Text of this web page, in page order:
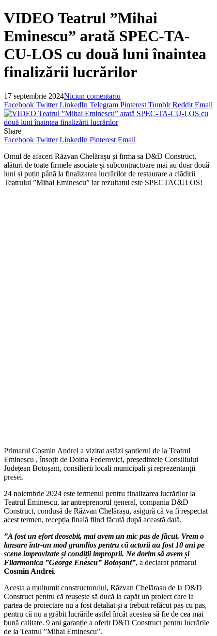
VIDEO Teatrul ”Mihai
Eminescu” arată SPEC-TA-
CU-LOS cu două luni înaintea
finalizării lucrărilor
17 septembrie 2024Niciun comentariu
Facebook Twitter LinkedIn Telegram Pinterest Tumblr Reddit Email
Share
Facebook Twitter LinkedIn Pinterest Email
Omul de afaceri Răzvan Chelărașu și firma sa D&D Construct,
alături de toate firmele asociate și subcontractoare mai au doar două
luni și puțin până la finalizarea lucrărilor de restaurare a clădirii
Teatrului ”Mihai Eminescu” iar rezultatul este SPECTACULOS!
Primarul Cosmin Andrei a vizitat astăzi șantierul de la Teatrul
Eminescu , însoțit de Doina Federovici, președintele Consiliului
Județean Botoșani, consilierii locali municipali și reprezentanții
presei.
24 noiembrie 2024 este termenul pentru finalizarea lucrărilor la
Teatrul Eminescu, iar antreprenorul general, compania D&D
Construct, condusă de Răzvan Chelărașu, asigură că va fi respectat
acest termen, recepția finală fiind făcută după această dată.
”A fost un efort deosebit, mai avem un mic pas de făcut. Vrem o
lansare într-un mod grandios pentru că actorii au fost 10 ani pe
scene improvizate și condiții improprii. Ne dorim să avem și
Filarmonica ”George Enescu” Botoșani”, a declarat primarul
Cosmin Andrei.
Acesta a mulțumit constructorului, Răzvan Chelărașu de la D&D
Construct pentru că reușește să ducă la capăt un proiect care la
partea de proiectare nu a fost detaliat și a trebuit refăcut pas cu pas,
pentru că nu a grăbit lucrările astfel încât acestea să fie de cea mai
bună calitate. 9 ani garanție a oferit D&D Construct pentru lucrările
de la Teatrul ”Mihai Eminescu”.